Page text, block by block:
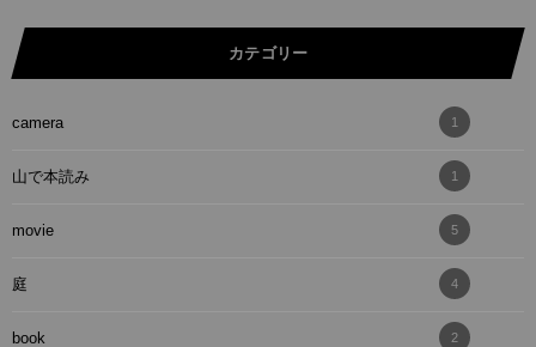
カテゴリー
camera 1
山で本読み 1
movie 5
庭 4
book 2